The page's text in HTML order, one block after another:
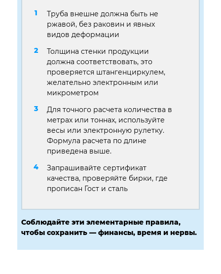
Труба внешне должна быть не
ржавой, без раковин и явных
видов деформации
Толщина стенки продукции
должна соответствовать, это
проверяется штангенциркулем,
желательно электронным или
микрометром
Для точного расчета количества в
метрах или тоннах, используйте
весы или электронную рулетку.
Формула расчета по длине
приведена выше.
Запрашивайте сертификат
качества, проверяйте бирки, где
прописан Гост и сталь
Соблюдайте эти элементарные правила,
чтобы сохранить — финансы, время и нервы.